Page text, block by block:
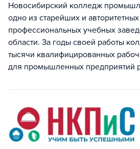
Новосибирский колледж
одно из старейших и
профессиональных учебных
области. За годы своей работы
тысячи квалифицированных
для промышленных предприятий